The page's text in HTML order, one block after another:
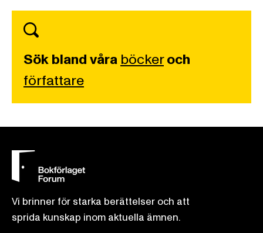
Sök bland våra böckeroch
författare
Vi brinner för starka berättelser och att
sprida kunskap inom aktuella ämnen.